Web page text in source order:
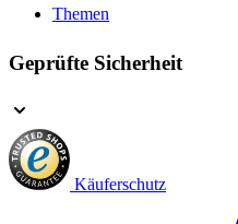
Themen
Geprüfte Sicherheit
Käuferschutz